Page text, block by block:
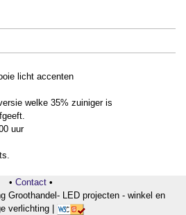
licht accenten
welke 35% zuiniger is
uur
• Contact•
Groothandel- LED projecten - winkel en
verlichting |